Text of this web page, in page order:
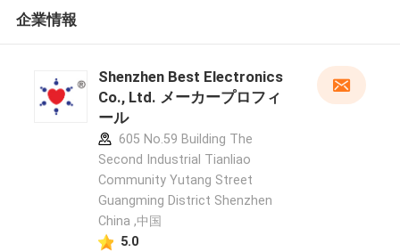
企業情報
Shenzhen Best Electronics
Co., Ltd. メーカープロフィ
ール
605 No.59 Building The
Second Industrial Tianliao
Community Yutang Street
Guangming District Shenzhen
China ,中国
5.0